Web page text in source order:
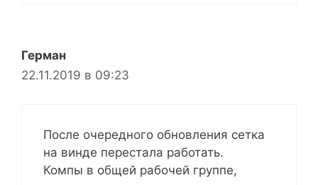
Герман
22.11.2019 в 09:23
После очередного обновления сетка
на винде перестала работать.
Компы в общей рабочей группе,